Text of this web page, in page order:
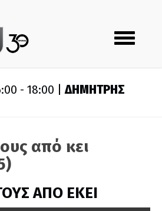
Toggle
navigation
- 18:00 |ΔΗΜΗΤΡΗΣ
από κει
ΑΠΟ ΕΚΕΙ